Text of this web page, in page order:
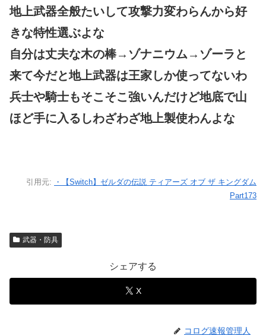
地上武器全般たいして攻撃力変わらんから好
きな特性選ぶよな
自分は丈夫な木の棒→ゾナニウム→ゾーラと
来て今だと地上武器は王家しか使ってないわ
兵士や騎士もそこそこ強いんだけど地底で山
ほど手に入るしわざわざ地上製使わんよな
引用元:
・【Switch】ゼルダの伝説 ティアーズ オブ ザ キングダム
Part173
武器・防具
シェアする
X
コログ速報管理人